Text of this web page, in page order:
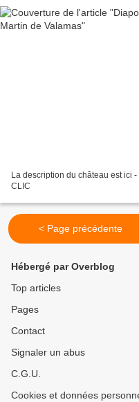
La description du château est ici
CLIC
< Page précédente
Hébergé par Overblog
Top articles
Pages
Contact
Signaler un abus
C.G.U.
Cookies et données